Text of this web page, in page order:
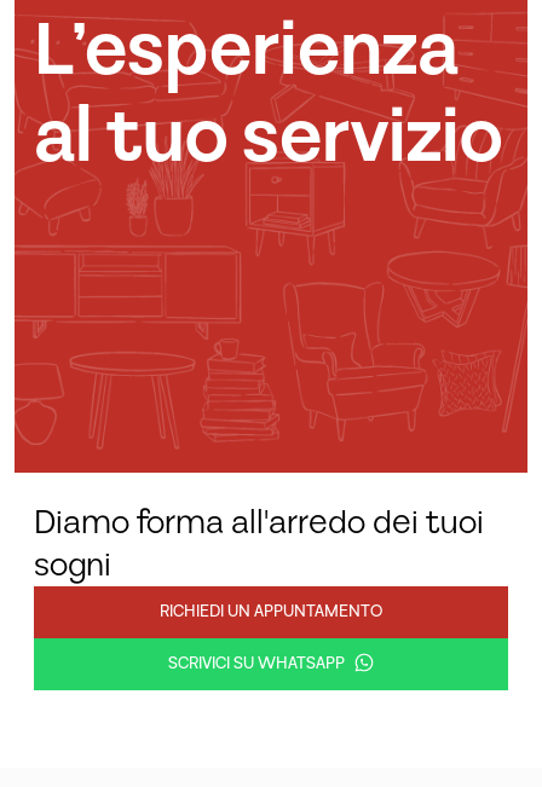
L’esperienza
al tuo servizio
Diamo forma all'arredo dei tuoi
sogni
RICHIEDI UN APPUNTAMENTO
SCRIVICI SU WHATSAPP